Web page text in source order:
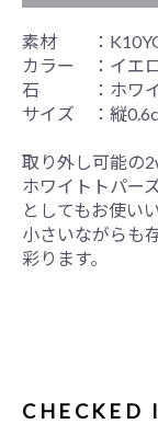
素材 ：
カラー ：イエ
石 ：ホワイト
サイズ ：縦
取り外し可能の
ホワイトトパー
としてもお使い
小さいながらも
彩ります。
CHECKED